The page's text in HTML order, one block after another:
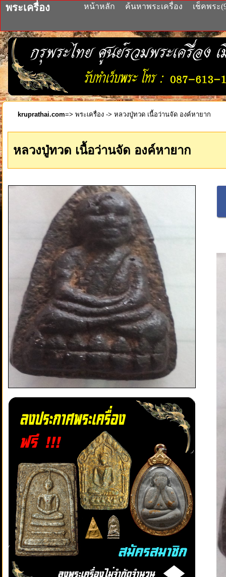
พระเครื่อง หน้าหลัก ค้นหาพระเครื่อง เช็คพระ
kruprathai.com=> พระเครื่อง -> หลวงปู่ทวด เนื้อว่านจัด องค์หายาก
หลวงปู่ทวด เนื้อว่านจัด องค์หายาก